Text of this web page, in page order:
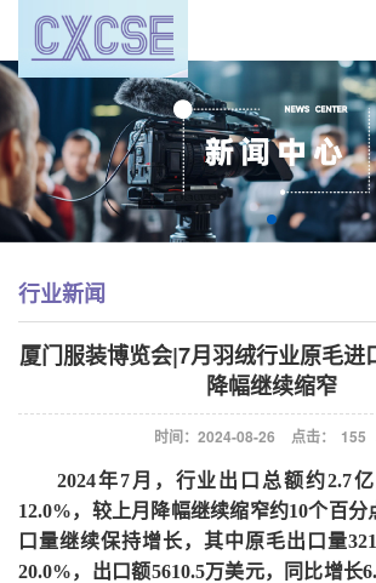
行业新闻
厦门服装博览会|7月羽绒行业原毛进
降幅继续缩窄
时间：2024-08-26 点击： 155
2024年7月，行业出口总额约2.7
12.0%，较上月降幅继续缩窄约10个百分
口量继续保持增长，其中原毛出口量
20.0%，出口额5610.5万美元，同比增长